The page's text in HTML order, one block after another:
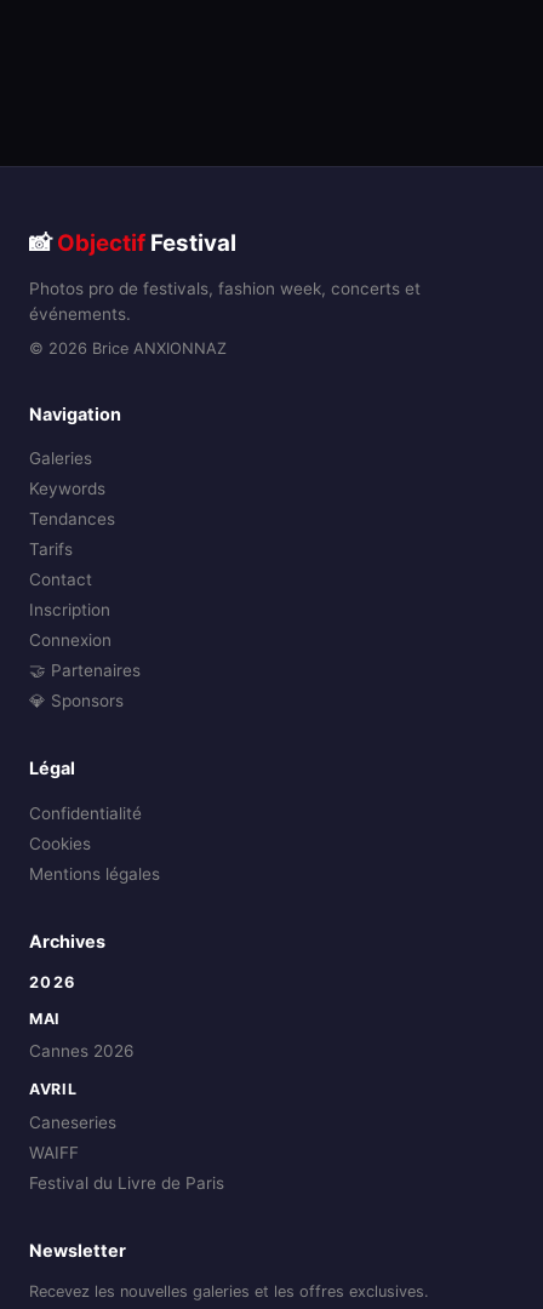
📸Objectif Festival
Photos pro de festivals, fashion week, concerts et
événements.
© 2026 Brice ANXIONNAZ
Navigation
Galeries
Keywords
Tendances
Tarifs
Contact
Inscription
Connexion
🤝 Partenaires
💎 Sponsors
Légal
Confidentialité
Cookies
Mentions légales
Archives
2026
MAI
Cannes 2026
AVRIL
Caneseries
WAIFF
Festival du Livre de Paris
Newsletter
Recevez les nouvelles galeries et les offres exclusives.